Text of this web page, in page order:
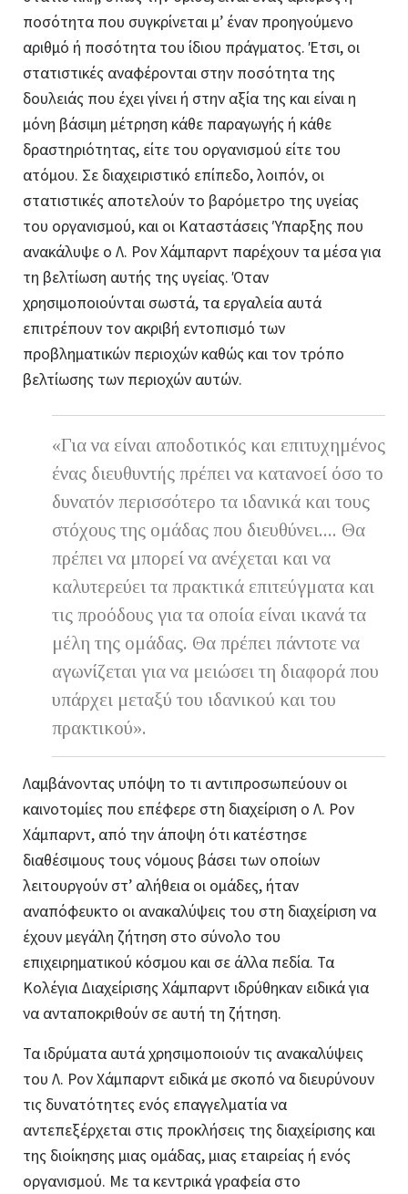
ποσότητα που συγκρίνεται μ’ έναν προηγούμενο
αριθμό ή ποσότητα του ίδιου πράγματος. Έτσι, οι
στατιστικές αναφέρονται στην ποσότητα της
δουλειάς που έχει γίνει ή στην αξία της και είναι η
μόνη βάσιμη μέτρηση κάθε παραγωγής ή κάθε
δραστηριότητας, είτε του οργανισμού είτε του
ατόμου. Σε διαχειριστικό επίπεδο, λοιπόν, οι
στατιστικές αποτελούν το βαρόμετρο της υγείας
του οργανισμού, και οι Καταστάσεις Ύπαρξης που
ανακάλυψε ο Λ. Ρον Χάμπαρντ παρέχουν τα μέσα για
τη βελτίωση αυτής της υγείας. Όταν
χρησιμοποιούνται σωστά, τα εργαλεία αυτά
επιτρέπουν τον ακριβή εντοπισμό των
προβληματικών περιοχών καθώς και τον τρόπο
βελτίωσης των περιοχών αυτών.
«Για να είναι αποδοτικός και επιτυχημένος
ένας διευθυντής πρέπει να κατανοεί όσο το
δυνατόν περισσότερο τα ιδανικά και τους
στόχους της ομάδας που διευθύνει.... Θα
πρέπει να μπορεί να ανέχεται και να
καλυτερεύει τα πρακτικά επιτεύγματα και
τις προόδους για τα οποία είναι ικανά τα
μέλη της ομάδας. Θα πρέπει πάντοτε να
αγωνίζεται για να μειώσει τη διαφορά που
υπάρχει μεταξύ του ιδανικού και του
πρακτικού».
Λαμβάνοντας υπόψη το τι αντιπροσωπεύουν οι
καινοτομίες που επέφερε στη διαχείριση ο Λ. Ρον
Χάμπαρντ, από την άποψη ότι κατέστησε
διαθέσιμους τους νόμους βάσει των οποίων
λειτουργούν στ’ αλήθεια οι ομάδες, ήταν
αναπόφευκτο οι ανακαλύψεις του στη διαχείριση να
έχουν μεγάλη ζήτηση στο σύνολο του
επιχειρηματικού κόσμου και σε άλλα πεδία. Τα
Κολέγια Διαχείρισης Χάμπαρντ ιδρύθηκαν ειδικά για
να ανταποκριθούν σε αυτή τη ζήτηση.
Τα ιδρύματα αυτά χρησιμοποιούν τις ανακαλύψεις
του Λ. Ρον Χάμπαρντ ειδικά με σκοπό να διευρύνουν
τις δυνατότητες ενός επαγγελματία να
αντεπεξέρχεται στις προκλήσεις της διαχείρισης και
της διοίκησης μιας ομάδας, μιας εταιρείας ή ενός
οργανισμού. Με τα κεντρικά γραφεία στο